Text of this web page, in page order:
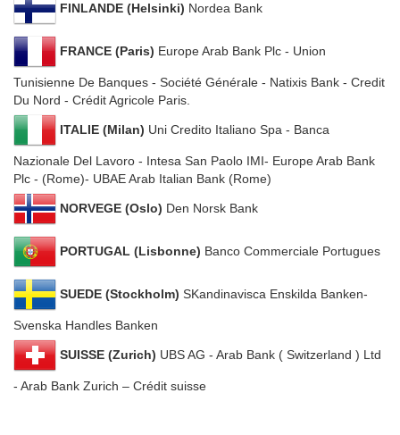
FINLANDE (Helsinki) Nordea Bank
FRANCE (Paris) Europe Arab Bank Plc ‐ Union
Tunisienne De Banques ‐ Société Générale ‐ Natixis Bank ‐ Credit
Du Nord ‐ Crédit Agricole Paris.
ITALIE (Milan) Uni Credito Italiano Spa ‐ Banca
Nazionale Del Lavoro ‐ Intesa San Paolo IMI‐ Europe Arab Bank
Plc - (Rome)‐ UBAE Arab Italian Bank (Rome)
NORVEGE (Oslo) Den Norsk Bank
PORTUGAL (Lisbonne) Banco Commerciale Portugues
SUEDE (Stockholm) SKandinavisca Enskilda Banken-
Svenska Handles Banken
SUISSE (Zurich) UBS AG ‐ Arab Bank ( Switzerland ) Ltd
‐ Arab Bank Zurich – Crédit suisse